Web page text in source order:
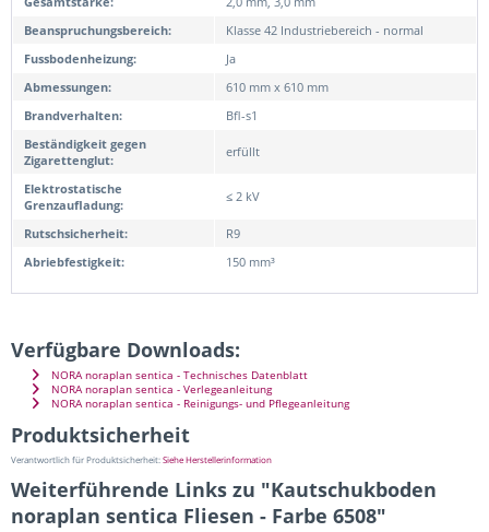
Beanspruchungsbereich:
Klasse 42 Industriebereich - normal
Fussbodenheizung:
Ja
Abmessungen:
610 mm x 610 mm
Brandverhalten:
Bfl-s1
Beständigkeit gegen
Zigarettenglut:
erfüllt
Elektrostatische
Grenzaufladung:
≤ 2 kV
Rutschsicherheit:
R9
Abriebfestigkeit:
150 mm³
Verfügbare Downloads:
NORA noraplan sentica - Technisches Datenblatt
NORA noraplan sentica - Verlegeanleitung
NORA noraplan sentica - Reinigungs- und Pflegeanleitung
Produktsicherheit
Verantwortlich für Produktsicherheit:Siehe Herstellerinformation
Weiterführende Links zu "Kautschukboden
noraplan sentica Fliesen - Farbe 6508"